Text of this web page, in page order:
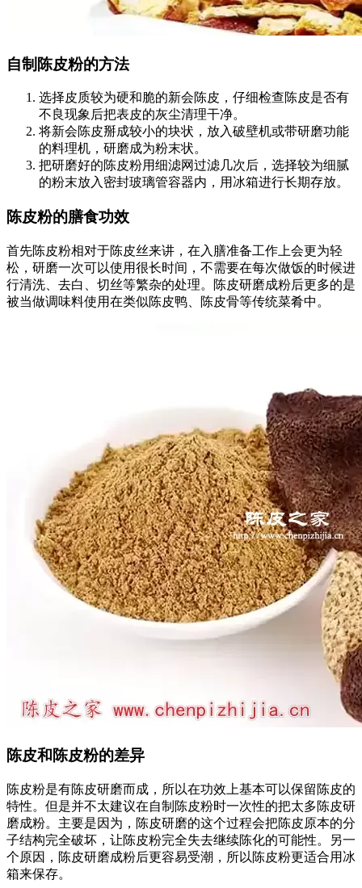
自制陈皮粉的方法
选择皮质较为硬和脆的新会陈皮，仔细检查陈皮是否有
不良现象后把表皮的灰尘清理干净。
将新会陈皮掰成较小的块状，放入破壁机或带研磨功能
的料理机，研磨成为粉末状。
把研磨好的陈皮粉用细滤网过滤几次后，选择较为细腻
的粉末放入密封玻璃管容器内，用冰箱进行长期存放。
陈皮粉的膳食功效
首先陈皮粉相对于陈皮丝来讲，在入膳准备工作上会更为轻
松，研磨一次可以使用很长时间，不需要在每次做饭的时候进
行清洗、去白、切丝等繁杂的处理。陈皮研磨成粉后更多的是
被当做调味料使用在类似陈皮鸭、陈皮骨等传统菜肴中。
陈皮和陈皮粉的差异
陈皮粉是有陈皮研磨而成，所以在功效上基本可以保留陈皮的
特性。但是并不太建议在自制陈皮粉时一次性的把太多陈皮研
磨成粉。主要是因为，陈皮研磨的这个过程会把陈皮原本的分
子结构完全破坏，让陈皮粉完全失去继续陈化的可能性。另一
个原因，陈皮研磨成粉后更容易受潮，所以陈皮粉更适合用冰
箱来保存。